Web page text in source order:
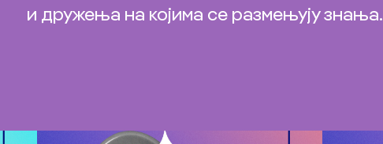
и дружења на којима се размењују знања.